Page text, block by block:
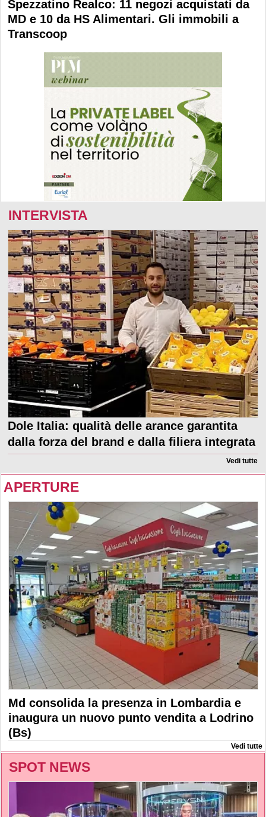
Spezzatino Realco: 11 negozi acquistati da
MD e 10 da HS Alimentari. Gli immobili a
Transcoop
INTERVISTA
Dole Italia: qualità delle arance garantita
dalla forza del brand e dalla filiera integrata
Vedi tutte
APERTURE
Md consolida la presenza in Lombardia e
inaugura un nuovo punto vendita a Lodrino
(Bs)
Vedi tutte
SPOT NEWS